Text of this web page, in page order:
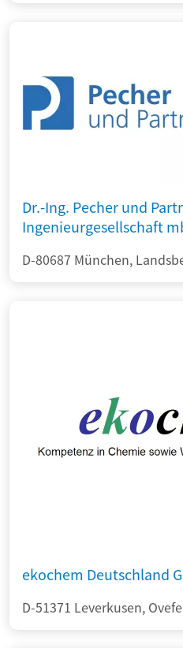
Dr.-Ing. Pecher und
Ingenieurgesellschaft
D-80687 München,
ekochem Deutschland
D-51371 Leverkusen,